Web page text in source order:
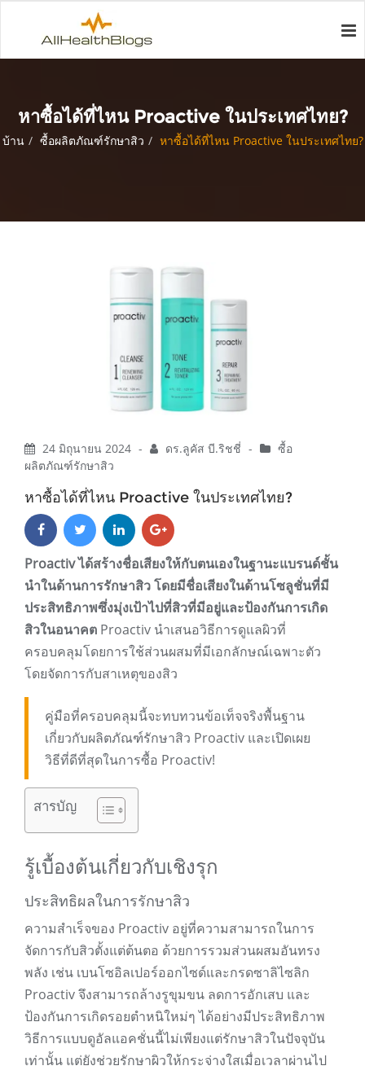
หาซื้อได้ที่ไหน Proactive ในประเทศไทย?
บ้าน ซื้อผลิตภัณฑ์รักษาสิว หาซื้อได้ที่ไหน Proactive ในประเทศไทย?
24 มิถุนายน 2024 - ดร.ลูคัส บี.ริชชี่ -
ซื้อ
ผลิตภัณฑ์รักษาสิว
หาซื้อได้ที่ไหน Proactive ในประเทศไทย?
Proactiv ได้สร้างชื่อเสียงให้กับตนเองในฐานะแบรนด์ชั้น
นำในด้านการรักษาสิว โดยมีชื่อเสียงในด้านโซลูชั่นที่มี
ประสิทธิภาพซึ่งมุ่งเป้าไปที่สิวที่มีอยู่และป้องกันการเกิด
สิวในอนาคต Proactiv นำเสนอวิธีการดูแลผิวที่
ครอบคลุมโดยการใช้ส่วนผสมที่มีเอกลักษณ์เฉพาะตัว
โดยจัดการกับสาเหตุของสิว
คู่มือที่ครอบคลุมนี้จะทบทวนข้อเท็จจริงพื้นฐาน
เกี่ยวกับผลิตภัณฑ์รักษาสิว Proactiv และเปิดเผย
วิธีที่ดีที่สุดในการซื้อ Proactiv!
สารบัญ
รู้เบื้องต้นเกี่ยวกับเชิงรุก
ประสิทธิผลในการรักษาสิว
ความสำเร็จของ Proactiv อยู่ที่ความสามารถในการ
จัดการกับสิวตั้งแต่ต้นตอ ด้วยการรวมส่วนผสมอันทรง
พลัง เช่น เบนโซอิลเปอร์ออกไซด์และกรดซาลิไซลิก
Proactiv จึงสามารถล้างรูขุมขน ลดการอักเสบ และ
ป้องกันการเกิดรอยตำหนิใหม่ๆ ได้อย่างมีประสิทธิภาพ
วิธีการแบบดูอัลแอคชั่นนี้ไม่เพียงแต่รักษาสิวในปัจจุบัน
เท่านั้น แต่ยังช่วยรักษาผิวให้กระจ่างใสเมื่อเวลาผ่านไป